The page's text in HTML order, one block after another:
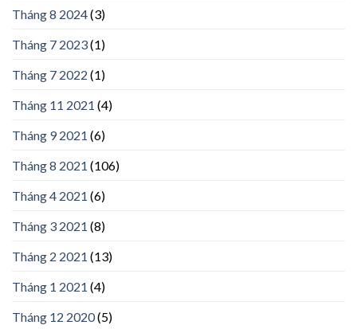
Tháng 8 2024(3)
Tháng 7 2023(1)
Tháng 7 2022 (1)
Tháng 11 2021 (4)
Tháng 9 2021 (6)
Tháng 8 2021 (106)
Tháng 4 2021 (6)
Tháng 3 2021 (8)
Tháng 2 2021 (13)
Tháng 1 2021 (4)
Tháng 12 2020(5)